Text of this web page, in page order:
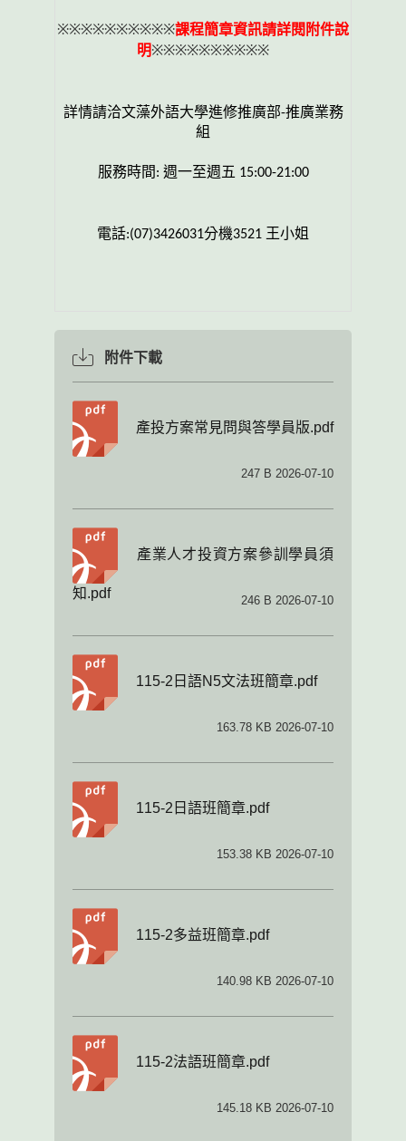
※※※※※※※※※※課程簡章資訊請詳閱附件說
明※※※※※※※※※※
詳情請洽文藻外語大學進修推廣部-推廣業務
組
服務時間: 週一至週五 15:00-21:00
電話:(07)3426031分機3521 王小姐
附件下載
產投方案常見問與答學員版.pdf
247 B 2026-07-10
產業人才投資方案參訓學員須
知.pdf 246 B 2026-07-10
115-2日語N5文法班簡章.pdf
163.78 KB 2026-07-10
115-2日語班簡章.pdf
153.38 KB 2026-07-10
115-2多益班簡章.pdf
140.98 KB 2026-07-10
115-2法語班簡章.pdf
145.18 KB 2026-07-10